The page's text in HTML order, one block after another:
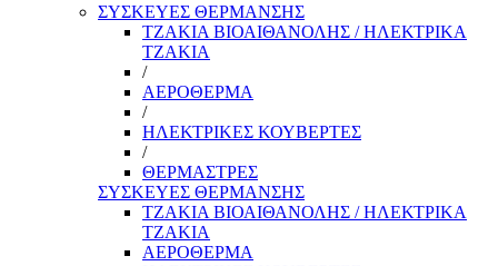
ΣΥΣΚΕΥΕΣ ΘΕΡΜΑΝΣΗΣ
ΤΖΑΚΙΑ ΒΙΟΑΙΘΑΝΟΛΗΣ / ΗΛΕΚΤΡΙΚΑ
ΤΖΑΚΙΑ
/
ΑΕΡΟΘΕΡΜΑ
/
ΗΛΕΚΤΡΙΚΕΣ ΚΟΥΒΕΡΤΕΣ
/
ΘΕΡΜΑΣΤΡΕΣ
ΣΥΣΚΕΥΕΣ ΘΕΡΜΑΝΣΗΣ
ΤΖΑΚΙΑ ΒΙΟΑΙΘΑΝΟΛΗΣ / ΗΛΕΚΤΡΙΚΑ
ΤΖΑΚΙΑ
ΑΕΡΟΘΕΡΜΑ